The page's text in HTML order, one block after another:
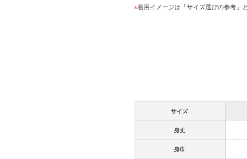
※着用イメージは「サイズ選びの参考」
サイズ
身丈
身巾